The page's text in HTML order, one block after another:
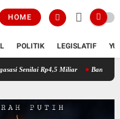
HOME
POLITIK LEGISLATIF
Tersangka AEZ Terkait Korupsi